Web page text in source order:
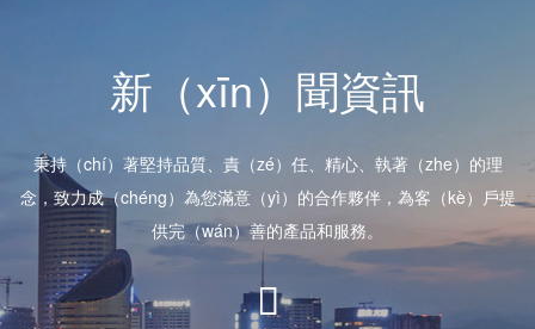
新（xīn）聞資訊
秉持（chí）著堅持品質、責（zé）任、精心、執著（zhe）的理
念，致力成（chéng）為您滿意（yì）的合作夥伴，為客（kè）戶提
供完（wán）善的產品和服務。
